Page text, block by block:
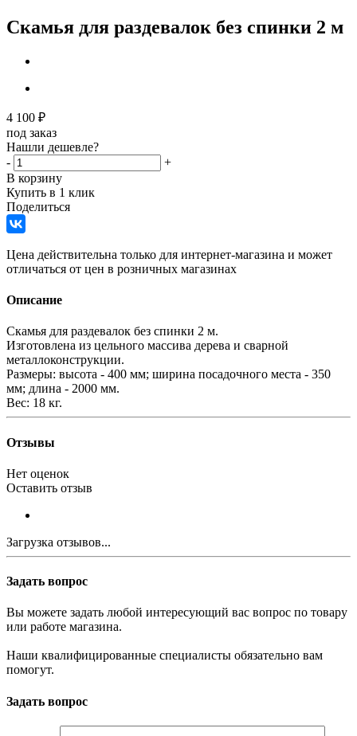
Скамья для раздевалок без спинки 2 м
4 100 ₽
под заказ
Нашли дешевле?
-
+
В корзину
Купить в 1 клик
Поделиться
Цена действительна только для интернет-магазина и может
отличаться от цен в розничных магазинах
Описание
Скамья для раздевалок без спинки 2 м.
Изготовлена из цельного массива дерева и сварной
металлоконструкции.
Размеры: высота - 400 мм; ширина посадочного места - 350
мм; длина - 2000 мм.
Вес: 18 кг.
Отзывы
Нет оценок
Оставить отзыв
Загрузка отзывов...
Задать вопрос
Вы можете задать любой интересующий вас вопрос по товару
или работе магазина.
Наши квалифицированные специалисты обязательно вам
помогут.
Задать вопрос